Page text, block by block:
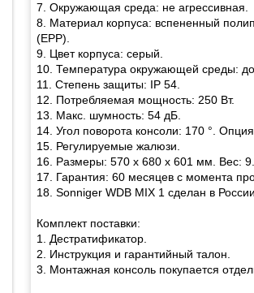
7. Окружающая среда: не агрессивная.
8. Материал корпуса: вспененный
(EPP).
9. Цвет корпуса: серый.
10. Температура окружающей среды:
11. Степень защиты: IP 54.
12. Потребляемая мощность: 250 Вт.
13. Макс. шумность: 54 дБ.
14. Угол поворота консоли: 170 °. Опция.
15. Регулируемые жалюзи.
16. Размеры: 570 х 680 х 601 мм. Вес:
17. Гарантия: 60 месяцев с момента
18. Sonniger WDB MIX 1 сделан в России.
Комплект поставки:
1. Дестратификатор.
2. Инструкция и гарантийный талон.
3. Монтажная консоль покупается